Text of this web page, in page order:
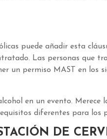
puede añadir esta
Las personas que
un permiso MAST en los
en un evento. Merece
diferentes para los
DE